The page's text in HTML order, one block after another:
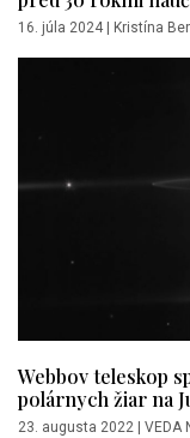
16. júla 2024 Kristína
Webbov teleskop
polárnych žiar na
23. augusta 2022 VEDA